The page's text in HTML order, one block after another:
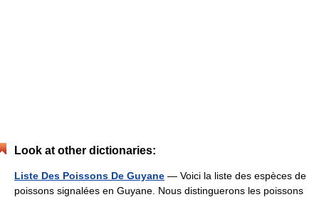
Look at other dictionaries:
Liste Des Poissons De Guyane — Voici la liste des espèces de
poissons signalées en Guyane. Nous distinguerons les poissons